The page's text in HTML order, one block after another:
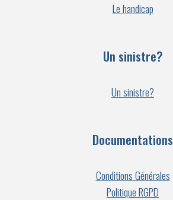
Le handicap
Un sinistre?
Un sinistre?
Documentations
Conditions Générales
Politique RGPD